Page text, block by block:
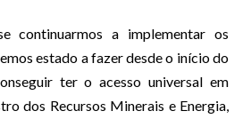
continuarmos a implementar os
estado a fazer desde o início do
ter o acesso universal em
dos Recursos Minerais e Energia,